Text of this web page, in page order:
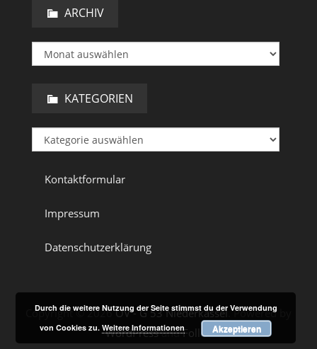
ARCHIV
KATEGORIEN
Kontaktformular
Impressum
Datenschutzerklärung
Copyright © 2026OV - G 53 Niederkassel . Powered by
WordPressandFollet.
Durch die weitere Nutzung der Seite stimmst du der Verwendung
von Cookies zu.Weitere Informationen Akzeptieren